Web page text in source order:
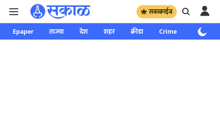
सबस्क्राईब
Epaper ताज्या देश शहर क्रीडा Crime साप्ताहिक